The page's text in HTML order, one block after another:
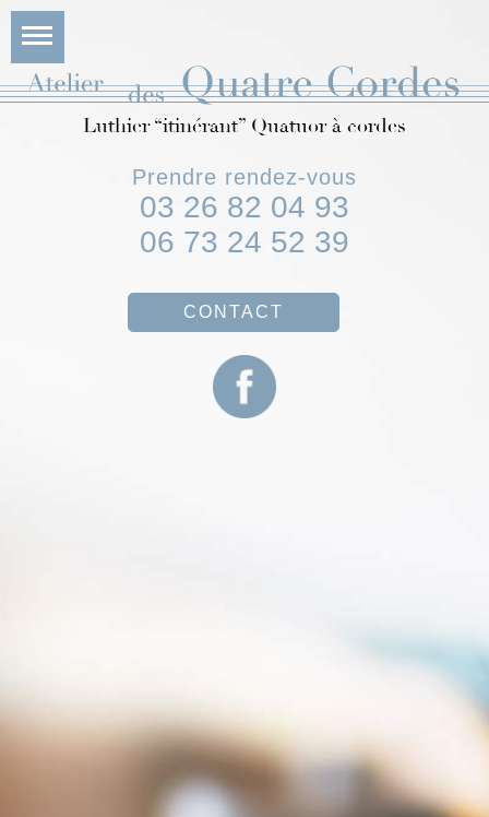
Luthier “itinérant” Quatuor à cordes
Prendre rendez-vous
03 26 82 04 93
06 73 24 52 39
CONTACT